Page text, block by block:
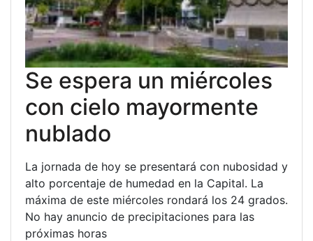
Se espera un miércoles
con cielo mayormente
nublado
La jornada de hoy se presentará con nubosidad y
alto porcentaje de humedad en la Capital. La
máxima de este miércoles rondará los 24 grados.
No hay anuncio de precipitaciones para las
próximas horas